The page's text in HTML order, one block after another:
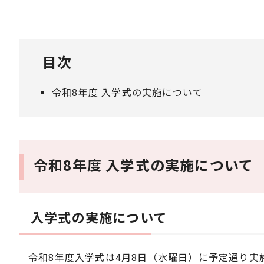
目次
令和8年度 入学式の実施について
令和8年度 入学式の実施について
入学式の実施について
令和8年度入学式は4月8日（水曜日）に予定通り実